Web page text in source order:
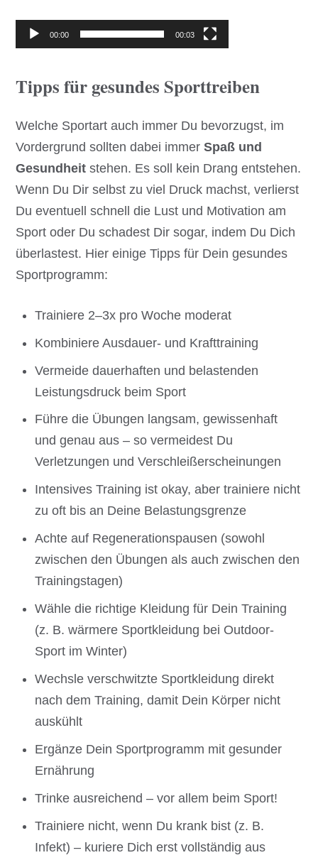
00:00 00:03
Tipps für gesundes Sporttreiben
Welche Sportart auch immer Du bevorzugst, im
Vordergrund sollten dabei immerSpaß und
Gesundheit stehen. Es soll kein Drang entstehen.
Wenn Du Dir selbst zu viel Druck machst, verlierst
Du eventuell schnell die Lust und Motivation am
Sport oder Du schadest Dir sogar, indem Du Dich
überlastest. Hier einige Tipps für Dein gesundes
Sportprogramm:
Trainiere 2–3x pro Woche moderat
Kombiniere Ausdauer- und Krafttraining
Vermeide dauerhaften und belastenden
Leistungsdruck beim Sport
Führe die Übungen langsam, gewissenhaft
und genau aus – so vermeidest Du
Verletzungen und Verschleißerscheinungen
Intensives Training ist okay, aber trainiere nicht
zu oft bis an Deine Belastungsgrenze
Achte auf Regenerationspausen (sowohl
zwischen den Übungen als auch zwischen den
Trainingstagen)
Wähle die richtige Kleidung für Dein Training
(z. B. wärmere Sportkleidung bei Outdoor-
Sport im Winter)
Wechsle verschwitzte Sportkleidung direkt
nach dem Training, damit Dein Körper nicht
auskühlt
Ergänze Dein Sportprogramm mit gesunder
Ernährung
Trinke ausreichend – vor allem beim Sport!
Trainiere nicht, wenn Du krank bist (z. B.
Infekt) – kuriere Dich erst vollständig aus